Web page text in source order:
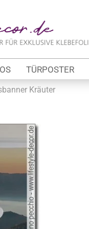
Lieferland
TÜRPOSTER
Kräuter